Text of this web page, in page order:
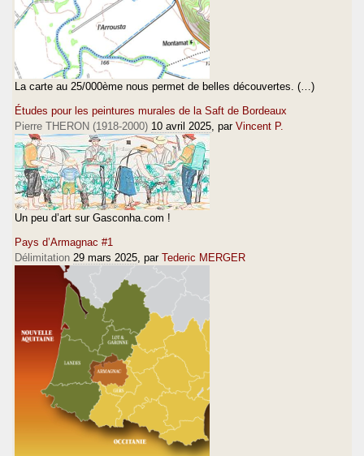
La carte au 25/000ème nous permet de belles découvertes. (…)
Études pour les peintures murales de la Saft de Bordeaux
Pierre THERON (1918-2000) 10 avril 2025 , par Vincent P.
Un peu d’art sur Gasconha.com !
Pays d’Armagnac #1
Délimitation 29 mars 2025 , par Tederic MERGER